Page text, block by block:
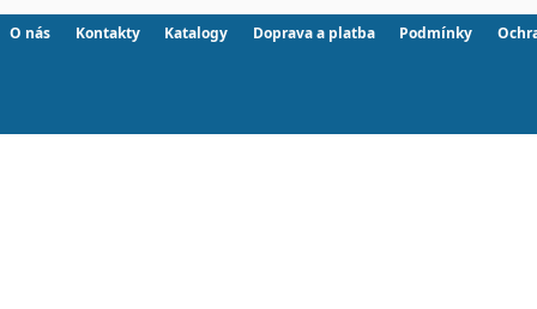
O nás Kontakty Katalogy Doprava a platba Podmínky